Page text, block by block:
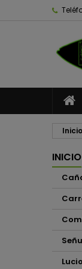
Inicio
INICIO
Lucio